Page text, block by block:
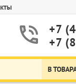
+7
+7
В